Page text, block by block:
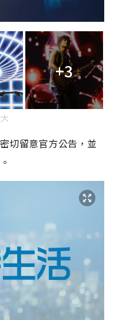
+3
切留意官方公告，並